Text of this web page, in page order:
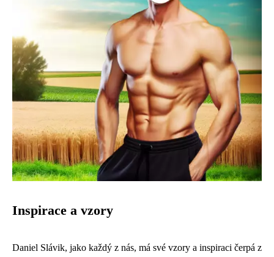
Inspirace a vzory
Daniel Slávik, jako každý z nás, má své vzory a inspiraci čerpá z